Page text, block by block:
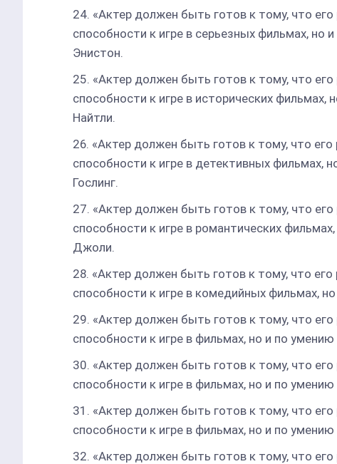
«Актер должен быть готов к тому, что
способности к игре в серьезных фильмах,
Энистон.
«Актер должен быть готов к тому, что
способности к игре в исторических
Найтли.
«Актер должен быть готов к тому, что
способности к игре в детективных фильмах,
Гослинг.
«Актер должен быть готов к тому, что
способности к игре в романтических
Джоли.
«Актер должен быть готов к тому, что
способности к игре в комедийных фильмах,
«Актер должен быть готов к тому, что
способности к игре в фильмах, но и по
«Актер должен быть готов к тому, что
способности к игре в фильмах, но и по
«Актер должен быть готов к тому, что
способности к игре в фильмах, но и по
«Актер должен быть готов к тому, что